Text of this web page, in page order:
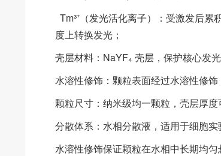
Tm³⁺（发光活化离子）：受激发后
度上转换发光；
壳层材料：NaYF₄ 壳层，保护核心发
水溶性修饰：颗粒表面经过水溶性修
颗粒尺寸：纳米级均一颗粒，壳层厚度
分散体系：水相分散液，适用于细胞
水溶性修饰保证颗粒在水相中长期均